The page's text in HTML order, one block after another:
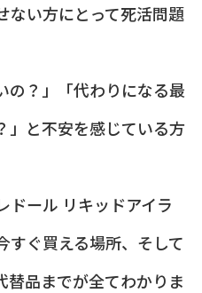
ない方にとって死活問題
の？」「代わりになる最
」と不安を感じている方
ドール リキッドアイラ
すぐ買える場所、そして
替品までが全てわかりま